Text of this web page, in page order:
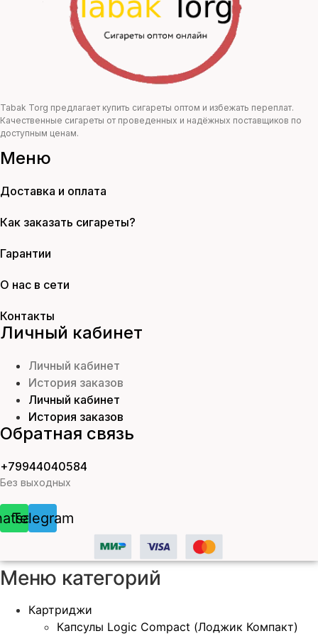
Tabak Torg предлагает купить сигареты оптом и избежать переплат.
Качественные сигареты от проведенных и надёжных поставщиков по
доступным ценам.
Меню
Доставка и оплата
Как заказать сигареты?
Гарантии
О нас в сети
Контакты
Личный кабинет
Личный кабинет
История заказов
Личный кабинет
История заказов
Обратная связь
+79944040584
Без выходных
Telegram
Меню категорий
Картриджи
Капсулы Logic Compact (Лоджик Компакт)